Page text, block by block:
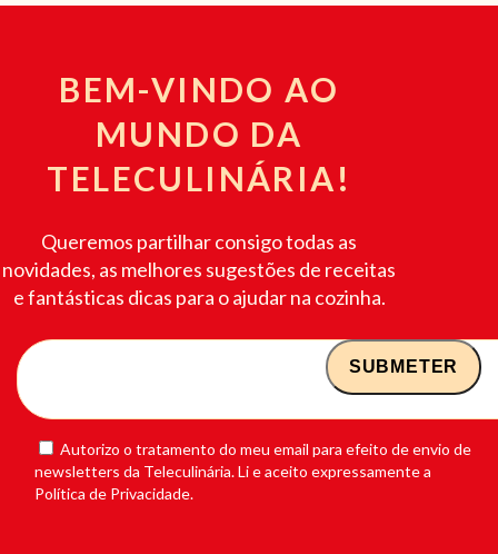
BEM-VINDO AO
MUNDO DA
TELECULINÁRIA!
Queremos partilhar consigo todas as
novidades, as melhores sugestões de receitas
e fantásticas dicas para o ajudar na cozinha.
Autorizo o tratamento do meu email para efeito de envio de
newsletters da Teleculinária. Li e aceito expressamente a
Política de Privacidade.